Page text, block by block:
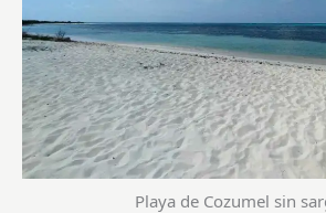
Playa de Cozumel sin